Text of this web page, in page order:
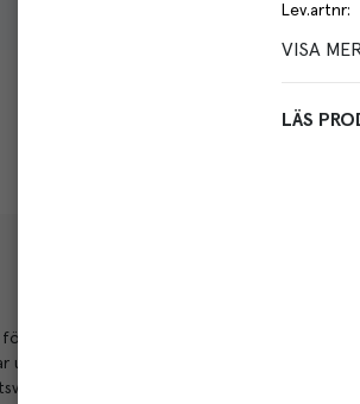
Lev.artnr:
VISA
LÄS
hand vilket innebär att vi inte kan förvänta
utmärkt för buffet men för att passa i en
från Figgjo alternativt motsvarande